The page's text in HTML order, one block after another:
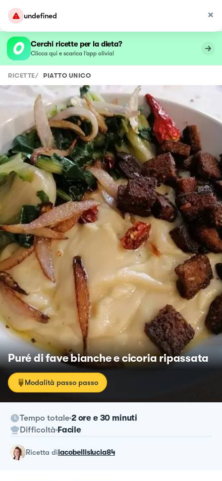
undefined
Cerchi ricette per la dieta?
Clicca qui e scarica l’app olivia!
RICETTE/ PIATTO UNICO
Puré di fave bianche e cicoria ripassata
Modalità passo passo
Tempo totale 2 ore e 30 minuti
Difficoltà Facile
ricetta diiacobellislucia84